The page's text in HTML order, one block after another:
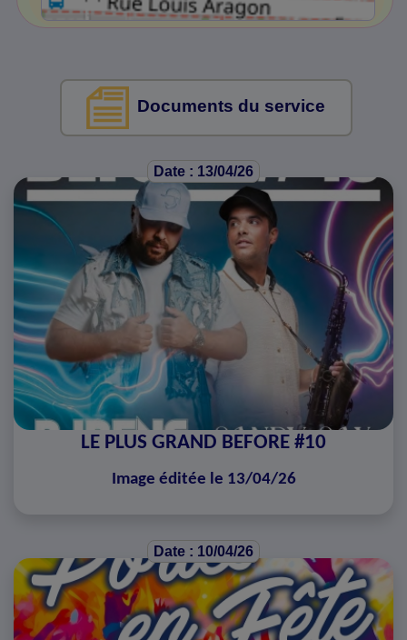
Documents du service
Date : 13/04/26
LE PLUS GRAND BEFORE #10
Image éditée le 13/04/26
Date : 10/04/26